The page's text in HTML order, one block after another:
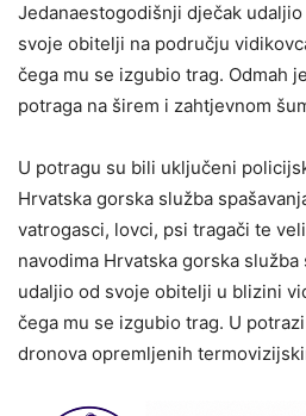
Jedanaestogodišnji dječak udaljio
svoje obitelji na području
čega mu se izgubio trag. Odmah
potraga na širem i zahtjevnom
U potragu su bili uključeni
Hrvatska gorska služba
vatrogasci, lovci, psi tragači te
navodima Hrvatska gorska služba
udaljio od svoje obitelji u blizini
čega mu se izgubio trag. U
dronova opremljenih